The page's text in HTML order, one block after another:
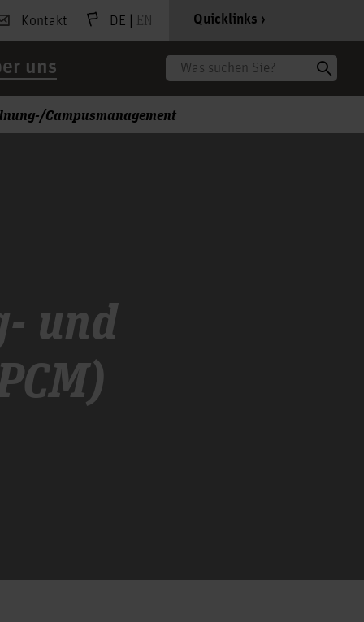
Kontakt DE | EN Quicklinks
uns Suche
Campusmanagement
und